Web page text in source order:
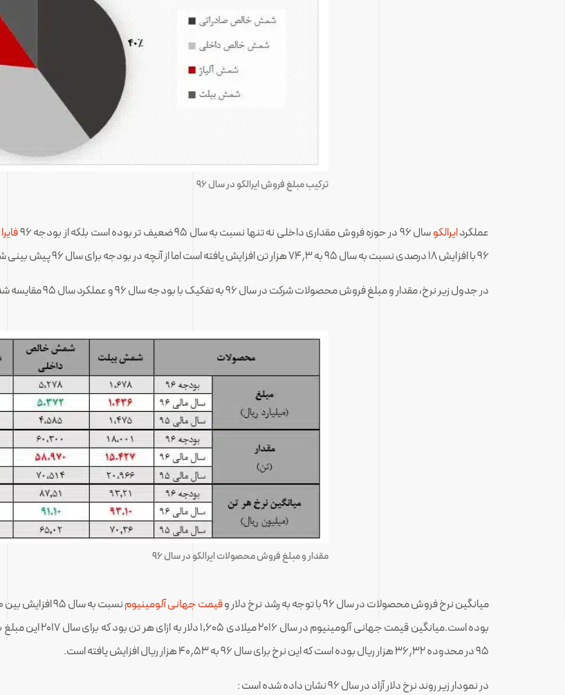
ترکیب مبلغ فروش ایرالکو در سال ۹۶
عملکردایرالکوسال ۹۶ در حوزه فروش مقداری داخلی نه تنها نسبت به سال ۹۵ ضعیف تر بوده است بلکه از بودجه ۹۶ فایرا
۹۶ با افزایش ۱۸ درصدی نسبت به سال ۹۵ به ۷۴٫۳ هزار تن افزایش یافته است اما از آنچه در بودجه برای سال ۹۶ پیش بینی شده بود حدود ۲ هزار تن کمتر است.
در جدول زیر نرخ، مقدار و مبلغ فروش محصولات شرکت در سال ۹۶ به تفکیک با بودجه سال ۹۶ و عملکرد سال ۹۵ مقایسه شده است:
مقدار و مبلغ فروش محصولات ایرالکو در سال ۹۶
میانگین نرخ فروش محصولات در سال ۹۶ با توجه به رشد نرخ دلار و قیمت جهانی آلومینیوم
۹۵ در محدوده ۳۶٫۳۲ هزار ریال بوده است که این نرخ برای سال ۹۶ به ۴۰٫۵۳ هزار ریال افزایش یافته است.
در نمودار زیر روند نرخ دلار آزاد در سال ۹۶ نشان داده شده است :